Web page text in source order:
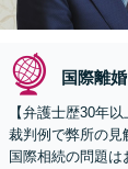
国際離婚
【弁護士歴30年
裁判例で弊所の見
国際相続の問題